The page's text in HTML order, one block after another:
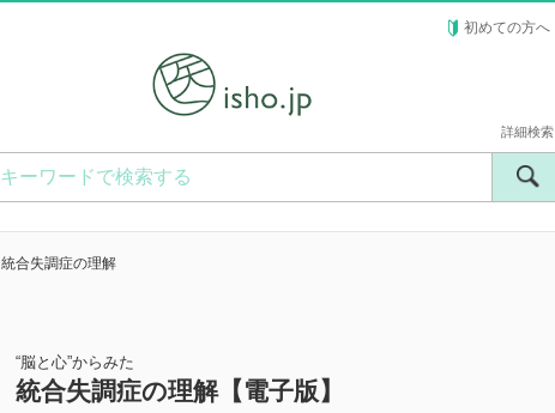
初めての方へ
詳細検索
統合失調症の理解
“脳と心”からみた
統合失調症の理解【電子版】